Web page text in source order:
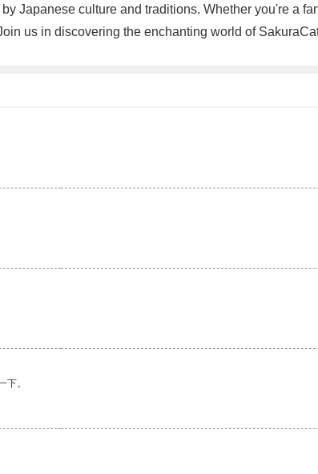
Japanese culture and traditions. Whether you're a
us in discovering the enchanting world of
。